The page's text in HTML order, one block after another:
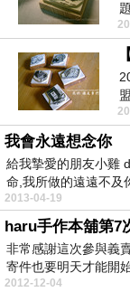
我會永遠想念你
給我摯愛的朋友小雞
命,我所做的遠遠不及
2013-04-19
haru手作本舖第7
非常感謝這次參與義
寄件也要明天才能開
2012-12-04